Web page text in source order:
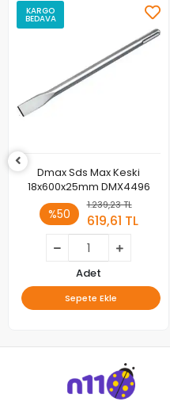
KARGO
BEDAVA
Dmax Sds Max Keski
18x600x25mm DMX4496
%50
1.239,23 TL
619,61 TL
Adet
Sepete Ekle